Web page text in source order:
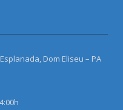
Dom Eliseu – PA